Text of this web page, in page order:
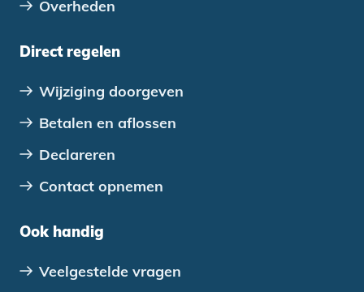
Overheden
Direct regelen
Wijziging doorgeven
Betalen en aflossen
Declareren
Contact opnemen
Ook handig
Veelgestelde vragen